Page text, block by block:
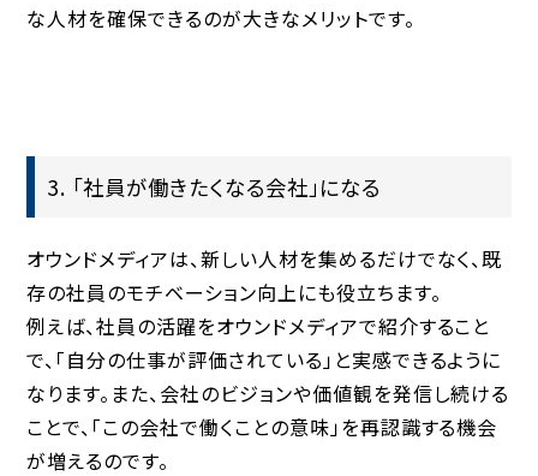
な人材を確保できるのが大きなメリットです。
3. 「社員が働きたくなる会社」になる
オウンドメディアは、新しい人材を集めるだけでなく、既
存の社員のモチベーション向上 にも役立ちます。
例えば、社員の活躍をオウンドメディアで紹介すること
で、「自分の仕事が評価されている」と実感できるように
なります。また、会社のビジョンや価値観を発信し続ける
ことで、 「この会社で働くことの意味」を再認識する機会
が増えるのです。